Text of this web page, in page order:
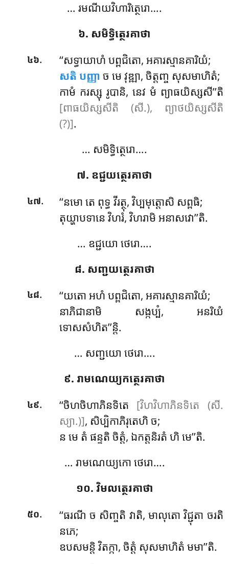
… រមណីយវិហារិត្ថេរោ….
៦. សមិទ្ធិត្ថេរគាថា
៤៦.
‘‘សទ្ធាយាហំ បព្ពជិតោ, អគារស្មានគារិយំ;
សតិ បញ្ញា ច មេ វុឌ្ឍា, ចិត្តញ្ច សុសមាហិតំ;
កាមំ ករស្សុ រូបានិ, នេវ មំ ព្យាធយិស្សសី’’តិ
[ពាធយិស្សសីតិ (សី.), ព្យាថយិស្សសីតិ
(?)].
… សមិទ្ធិត្ថេរោ….
៧. ឧជ្ជយត្ថេរគាថា
៤៧. ‘‘នមោ តេ ពុទ្ធ វីរត្ថុ, វិប្បមុត្តោសិ សព្ពធិ;
តុយ្ហាបទានេ វិហរំ, វិហរាមិ អនាសវោ’’តិ.
… ឧជ្ជយោ ថេរោ….
៨. សញ្ជយត្ថេរគាថា
៤៨.
‘‘យតោ អហំ បព្ពជិតោ, អគារស្មានគារិយំ;
នាភិជានាមិ សង្កប្បំ, អនរិយំ
ទោសសំហិត’’ន្តិ.
… សញ្ជយោ ថេរោ….
៩. រាមណេយ្យកត្ថេរគាថា
៤៩. ‘‘ចិហចិហាភិនទិតេ [វិហវិហាភិនទិតេ (សី.
ស្យា.)], សិប្បិកាភិរុតេហិ ច;
ន មេ តំ ផន្ទតិ ចិត្តំ, ឯកត្តនិរតំ ហិ មេ’’តិ.
… រាមណេយ្យកោ ថេរោ….
១០. វិមលត្ថេរគាថា
៥០. ‘‘ធរណីច សិញ្ចតិ វាតិ, មាលុតោ វិជ្ជុតា ចរតិ
នភេ;
ឧបសមន្តិ វិតក្កា, ចិត្តំ សុសមាហិតំ មមា’’តិ.